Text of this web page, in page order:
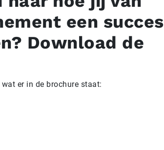
een succes
Download de
er in de brochure staat: